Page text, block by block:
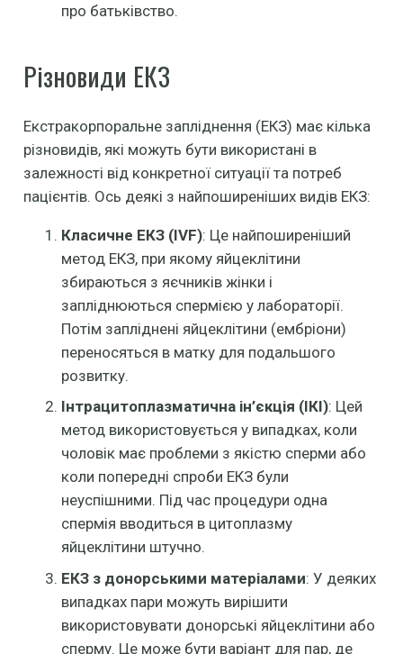
про батьківство.
Різновиди ЕКЗ
Екстракорпоральне запліднення (ЕКЗ) має кілька
різновидів, які можуть бути використані в
залежності від конкретної ситуації та потреб
пацієнтів. Ось деякі з найпоширеніших видів ЕКЗ:
Класичне ЕКЗ (IVF): Це найпоширеніший
метод ЕКЗ, при якому яйцеклітини
збираються з яєчників жінки і
запліднюються спермією у лабораторії.
Потім запліднені яйцеклітини (ембріони)
переносяться в матку для подальшого
розвитку.
Інтрацитоплазматична ін’єкція (ІКІ): Цей
метод використовується у випадках, коли
чоловік має проблеми з якістю сперми або
коли попередні спроби ЕКЗ були
неуспішними. Під час процедури одна
спермія вводиться в цитоплазму
яйцеклітини штучно.
ЕКЗ з донорськими матеріалами: У деяких
випадках пари можуть вирішити
використовувати донорські яйцеклітини або
сперму. Це може бути варіант для пар, де